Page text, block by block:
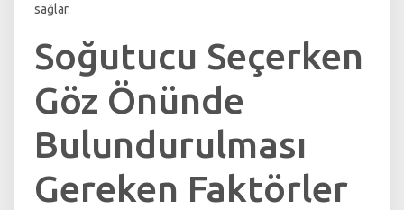
sağlar.
Soğutucu Seçerken
Göz Önünde
Bulundurulması
Gereken Faktörler